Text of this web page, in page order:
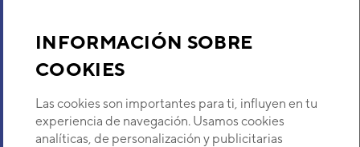
INFORMACIÓN SOBRE
COOKIES
Las cookies son importantes para ti, influyen en tu
experiencia de navegación. Usamos cookies
analíticas, de personalización y publicitarias